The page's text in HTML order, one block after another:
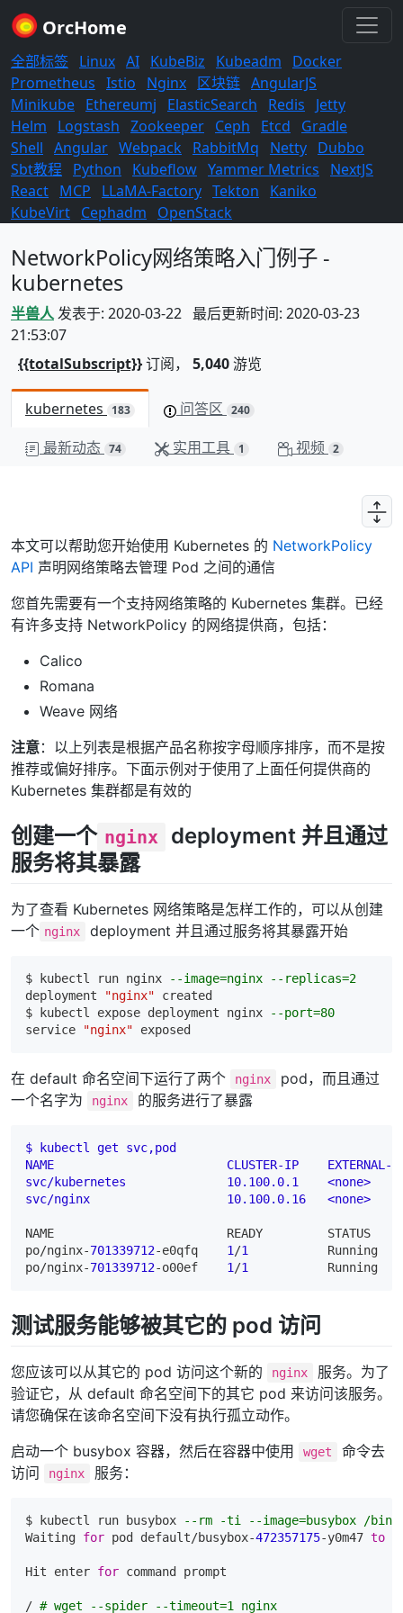
OrcHome
全部标签 Linux AI KubeBiz Kubeadm
Docker
Prometheus Istio Nginx 区块链 AngularJS
Minikube Ethereumj ElasticSearch Redis
Jetty
Helm
Logstash Zookeeper Ceph Etcd
Gradle
Shell Angular Webpack RabbitMq Netty Dubbo
Sbt教程
Python Kubeflow Yammer Metrics
NextJS
React MCP LLaMA-Factory Tekton
Kaniko
KubeVirt Cephadm OpenStack
NetworkPolicy网络策略入门例子 -
kubernetes
半兽人发表于: 2020-03-22 最后更新时间: 2020-03-23
21:53:07
{{totalSubscript}}订阅， 5,040游览
kubernetes 183 问答区 240
最新动态 74 实用工具 1 视频 2
本文可以帮助您开始使用 Kubernetes 的 NetworkPolicy
API 声明网络策略去管理 Pod 之间的通信
您首先需要有一个支持网络策略的 Kubernetes 集群。已经
有许多支持 NetworkPolicy 的网络提供商，包括：
Calico
Romana
Weave 网络
注意：以上列表是根据产品名称按字母顺序排序，而不是按
推荐或偏好排序。下面示例对于使用了上面任何提供商的
Kubernetes 集群都是有效的
创建一个 nginx
deployment 并且通过
服务将其暴露
为了查看 Kubernetes 网络策略是怎样工作的，可以从创建
一个 nginx deployment 并且通过服务将其暴露开始
$ kubectl run nginx
--image=nginx --replicas=2
deployment
"nginx" created
$ kubectl expose deployment nginx
--port=80
service
"nginx"
在 default 命名空间下运行了两个 nginx
pod，而且通过
一个名字为
nginx 的服务进行了暴露
$ kubectl get svc,pod
NAME                        CLUSTER-IP    EXTERNAL-
svc/kubernetes              10.100.0.1    <none>
svc/nginx                   10.100.0.16   <none>
NAME READY
STATUS
po/nginx-701339712-e0qfq 1 /1
Running
po/nginx-701339712-o00ef 1 /1 Running
测试服务能够被其它的 pod 访问
您应该可以从其它的 pod 访问这个新的 nginx
服务。为了
验证它，从 default 命名空间下的其它 pod 来访问该服务。
请您确保在该命名空间下没有执行孤立动作。
启动一个 busybox 容器，然后在容器中使用
wget
命令去
访问
nginx 服务：
$ kubectl run busybox
--rm -ti --image=busybox /bin/
Waiting for pod default/busybox-472357175-y0m47 to
Hit enter for command prompt
/ # wget --spider --timeout=1 nginx